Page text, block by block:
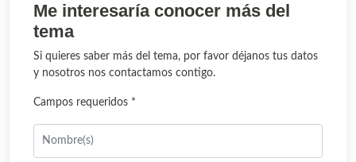
Me interesaría conocer más del
tema
Si quieres saber más del tema, por favor déjanos tus datos
y nosotros nos contactamos contigo.
Campos requeridos *